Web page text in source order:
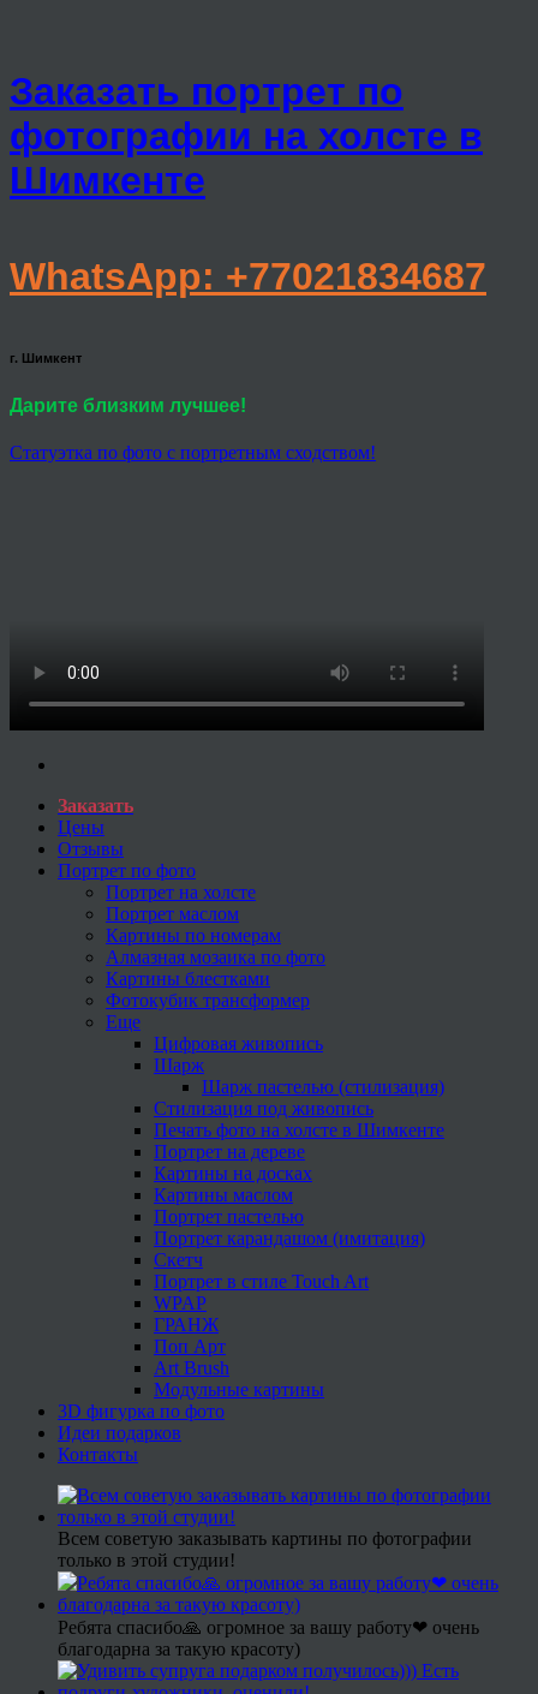
Заказать портрет по
фотографии на холсте в
Шимкенте
WhatsApp: +77021834687
г. Шимкент
Дарите близким лучшее!
Статуэтка по фото с портретным сходством!
Заказать
Цены
Отзывы
Портрет по фото
Портрет на холсте
Портрет маслом
Картины по номерам
Алмазная мозаика по фото
Картины блестками
Фотокубик трансформер
Еще
Цифровая живопись
Шарж
Шарж пастелью (стилизация)
Стилизация под живопись
Печать фото на холсте в Шимкенте
Портрет на дереве
Картины на досках
Картины маслом
Портрет пастелью
Портрет карандашом (имитация)
Скетч
Портрет в стиле Touch Art
WPAP
ГРАНЖ
Поп Арт
Art Brush
Модульные картины
3D фигурка по фото
Идеи подарков
Контакты
Всем советую заказывать картины по фотографии
только в этой студии!
Ребята спасибо🙏 огромное за вашу работу❤ очень
благодарна за такую красоту)